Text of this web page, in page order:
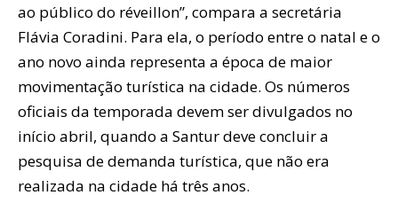
ao público do réveillon”, compara a secretária
Flávia Coradini. Para ela, o período entre o natal e o
ano novo ainda representa a época de maior
movimentação turística na cidade. Os números
oficiais da temporada devem ser divulgados no
início abril, quando a Santur deve concluir a
pesquisa de demanda turística, que não era
realizada na cidade há três anos.